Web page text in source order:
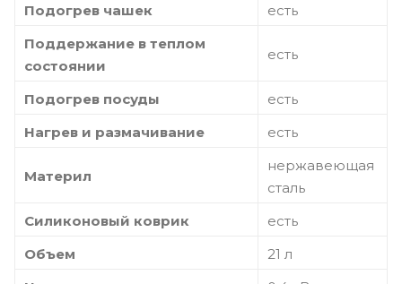
Подогрев чашек
есть
Поддержание в теплом
состоянии
есть
Подогрев посуды
есть
Нагрев и размачивание
есть
Материл
нержавеющая
сталь
Силиконовый коврик
есть
Объем
21 л